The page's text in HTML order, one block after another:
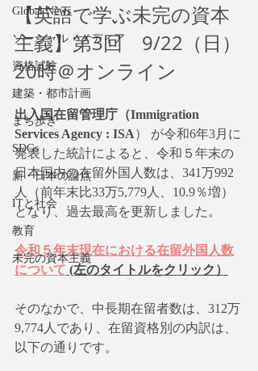
Global News
ソーシャル・メディア
資格試験
建築・都市計画
まち歩き
SDGs
新・日本の論点
ITと社会
教育
未完の資本主義
【英語で学ぶ未完の資本
主義】第3回　9/22（日）
20時＠オンライン
出入国在留管理庁（Immigration
Services Agency : ISA） が令和6年3月に
発表した統計によると、令和５年末の
日本国内の在留外国人数は、341万992
人（前年末比33万5,779人、10.9％増）
となり、過去最高を更新しました。
令和５年末現在における在留外国人数
について (左のタイトルをクリック）
そのなかで、中長期在留者数は、312万
9,774人であり、在留資格別の内訳は、
以下の通りです。